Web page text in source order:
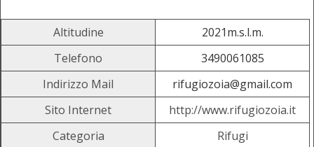
Altitudine
2021m.s.l.m.
Telefono
3490061085
Indirizzo Mail
rifugiozoia@gmail.com
Sito Internet
http://www.rifugiozoia.it
Categoria
Rifugi